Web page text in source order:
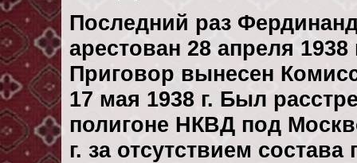
Последний раз
арестован 28 апреля 1938
Приговор вынесен
17 мая 1938 г. Был
полигоне НКВД под
г. за отсутствием